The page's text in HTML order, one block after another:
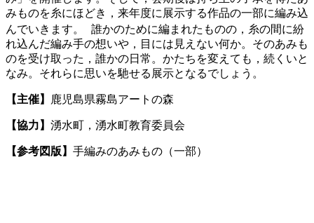
みものを糸にほどき，来年度に展示する作品の一部に編み込
んでいきます。 誰かのために編まれたものの，糸の間に紛
れ込んだ編み手の想いや，目には見えない何か。そのあみも
のを受け取った，誰かの日常。かたちを変えても，続くいと
なみ。それらに思いを馳せる展示となるでしょう。
【主催】 鹿児島県霧島アートの森
【協力】 湧水町，湧水町教育委員会
【参考図版】 手編みのあみもの（一部）